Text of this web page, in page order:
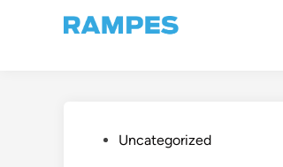
PostedUncategorized